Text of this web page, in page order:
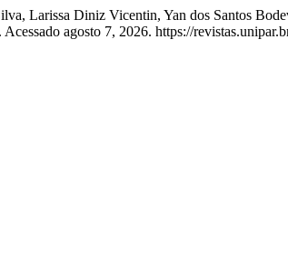
Larissa Diniz Vicentin, Yan dos Santos
agosto 7, 2026. https://